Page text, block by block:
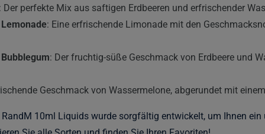
Der perfekte Mix aus saftigen Erdbeeren und erfrischender
: Eine erfrischende Limonade mit den
: Der fruchtig-süße Geschmack von Erdbeere und
Geschmack von Wassermelone, abgerundet mit
10ml Liquids wurde sorgfältig entwickelt, um Ihnen ein